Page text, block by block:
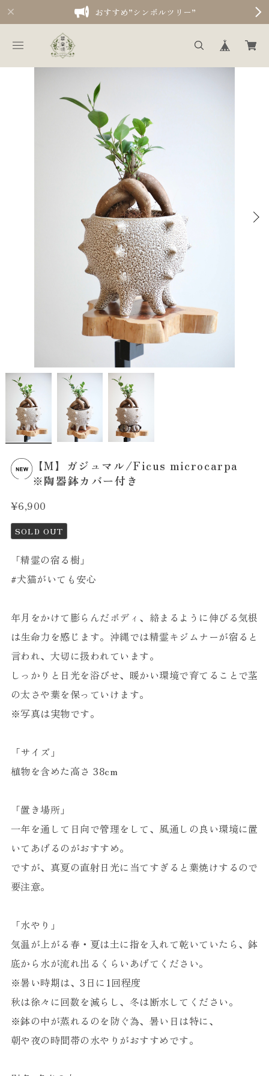
おすすめ”シンボルツリー”
【M】ガジュマル/Ficus microcarpa
※陶器鉢カバー付き
¥6,900
SOLD OUT
「精霊の宿る樹」
#犬猫がいても安心
年月をかけて膨らんだボディ、絡まるように伸びる気根
は生命力を感じます。沖縄では精霊キジムナーが宿ると
言われ、大切に扱われています。
しっかりと日光を浴びせ、暖かい環境で育てることで茎
の太さや葉を保っていけます。
※写真は実物です。
「サイズ」
植物を含めた高さ 38cm
「置き場所」
一年を通して日向で管理をして、風通しの良い環境に置
いてあげるのがおすすめ。
ですが、真夏の直射日光に当てすぎると葉焼けするので
要注意。
「水やり」
気温が上がる春・夏は土に指を入れて乾いていたら、鉢
底から水が流れ出るくらいあげてください。
※暑い時期は、3日に1回程度
秋は徐々に回数を減らし、冬は断水してください。
※鉢の中が蒸れるのを防ぐ為、暑い日は特に、
朝や夜の時間帯の水やりがおすすめです。